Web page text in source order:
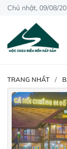
Chủ nhật, 09/08/
TRANG NHẤT